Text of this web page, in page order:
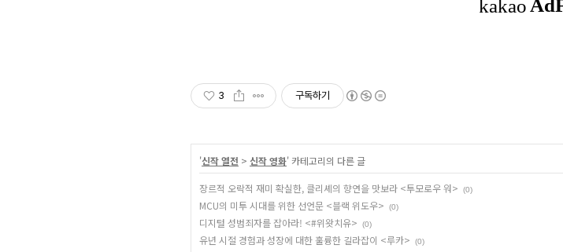
3 구독하기
'신작 열전 > 신작 영화' 카테고리의 다른 글
장르적 오락적 재미 확실한, 클리셰의 향연을 맛보라 <투모로우 워> (0)
MCU의 미투 시대를 위한 선언문 <블랙 위도우> (0)
디지털 성범죄자를 잡아라! <#위왓치유> (0)
유년 시절 경험과 성장에 대한 훌륭한 길라잡이 <루카> (0)